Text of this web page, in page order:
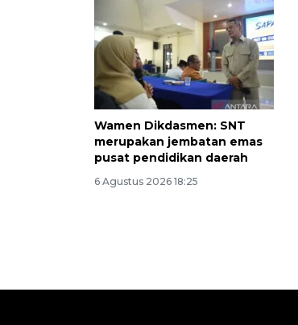
Wamen Dikdasmen: SNT
merupakan jembatan emas
pusat pendidikan daerah
6 Agustus 2026 18:25